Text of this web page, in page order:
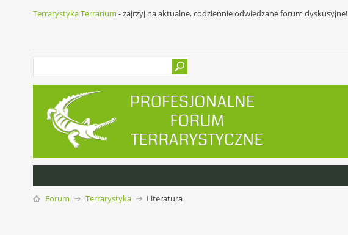
Terrarystyka Terrarium - zajrzyj na aktualne, codziennie odwiedzane forum dyskusyjne!
Forum Terrarystyka Literatura